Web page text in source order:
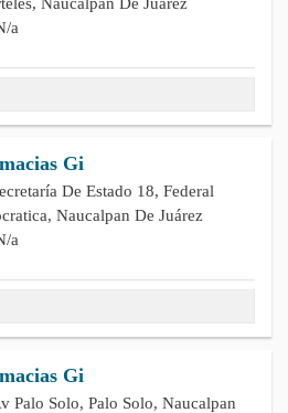
a
Gi
De Estado 18, Federal
Naucalpan De Juárez
a
Gi
Palo Solo, Palo Solo, Naucalpan